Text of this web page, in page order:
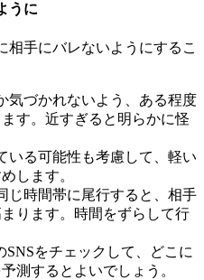
うに
相手にバレないようにするこ
気づかれないよう、ある程度
す。近すぎると明らかに怪
いる可能性も考慮して、軽い
します。
じ時間帯に尾行すると、相手
ります。時間をずらして行
SNSをチェックして、どこに
測するとよいでしょう。